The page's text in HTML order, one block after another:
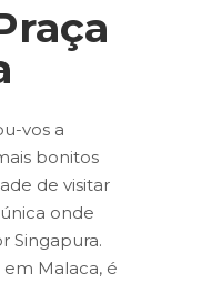
vos a
bonitos
de visitar
onde
Singapura.
em Malaca, é